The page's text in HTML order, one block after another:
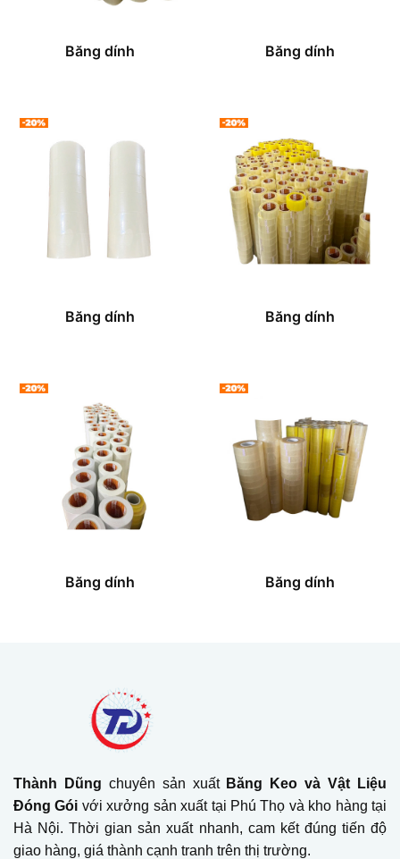
Băng dính Băng dính
Băng dính Băng dính
Băng dính Băng dính
Thành Dũng chuyên sản xuất Băng Keo và Vật Liệu
Đóng Gói với xưởng sản xuất tại Phú Thọ và kho hàng tại
Hà Nội. Thời gian sản xuất nhanh, cam kết đúng tiến độ
giao hàng, giá thành cạnh tranh trên thị trường.